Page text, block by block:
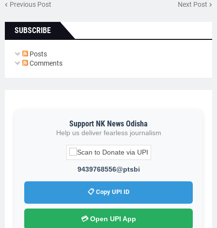
Previous Post Next Post
SUBSCRIBE
Posts
Comments
Support NK News Odisha
Help us deliver fearless journalism
9439768556@ptsbi
📋 Copy UPI ID
💳 Open UPI App